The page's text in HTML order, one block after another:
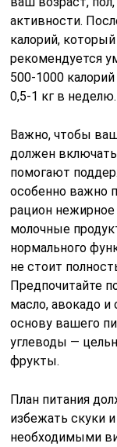
активности.
калорий,
рекомендуется
500-1000
0,5-1 кг в неделю.
Важно, чтобы
должен
помогают
особенно важно
рацион
молочные
нормального
не стоит
Предпочитайте
масло, авокадо
основу вашего
углеводы —
фрукты.
План питания
избежать скуки
необходимыми